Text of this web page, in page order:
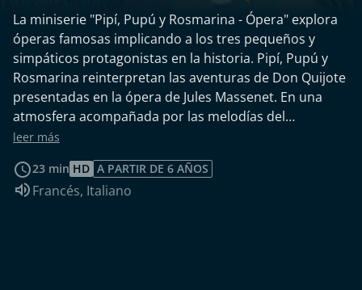
La miniserie "Pipí, Pupú y Rosmarina - Ópera" explora
óperas famosas implicando a los tres pequeños y
simpáticos protagonistas en la historia. Pipí, Pupú y
Rosmarina reinterpretan las aventuras de Don Quijote
presentadas en la ópera de Jules Massenet. En una
atmosfera acompañada por las melodías del
compositor francés, los tres personajes retoman los
pero también mezclan duelos con canicas y muñecas.
¡Para deleite de pequeños y mayores!
leer más
23 min HD A PARTIR DE 6 AÑOS
Idioma de audio:
Francés, Italiano